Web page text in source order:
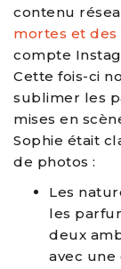
contenu
mortes et des
compte
Cette fois-ci
sublimer les
mises en
Sophie était
de photos :
Les
les
deux
avec